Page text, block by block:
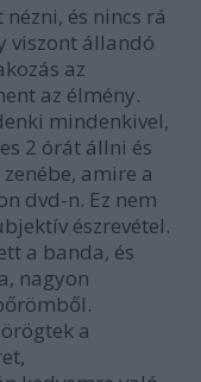
és nincs rá
viszont állandó
az
az élmény.
mindenkivel,
2 órát állni és
amire a
dvd-n. Ez nem
észrevétel.
a banda, és
nagyon
a